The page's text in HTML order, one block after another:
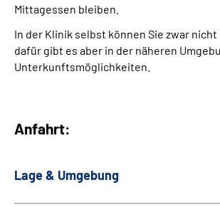
Gebärdensprache
Mittagessen bleiben.
In der Klinik selbst können Sie zwar
dafür gibt es aber in der näheren
Unterkunftsmöglichkeiten.
Anfahrt:
Lage & Umgebung